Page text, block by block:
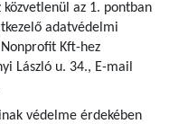
az 1. pontban
adatvédelmi
Kft-hez
László u. 34., E-mail
védelme érdekében